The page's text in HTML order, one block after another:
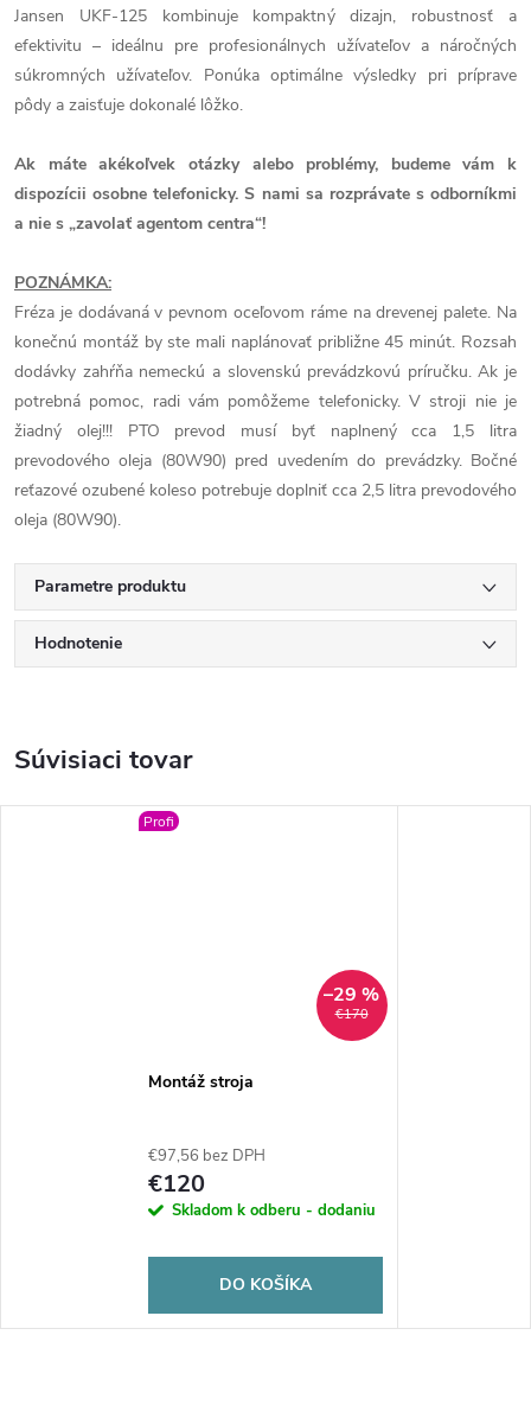
Jansen UKF-125 kombinuje kompaktný dizajn, robustnosť a
efektivitu – ideálnu pre profesionálnych užívateľov a náročných
súkromných užívateľov. Ponúka optimálne výsledky pri príprave
pôdy a zaisťuje dokonalé lôžko.
Ak máte akékoľvek otázky alebo problémy, budeme vám k
dispozícii osobne telefonicky. S nami sa rozprávate s odborníkmi
a nie s „zavolať agentom centra“!
POZNÁMKA:
Fréza je dodávaná v pevnom oceľovom ráme na drevenej palete. Na
konečnú montáž by ste mali naplánovať približne 45 minút. Rozsah
dodávky zahŕňa nemeckú a slovenskú prevádzkovú príručku. Ak je
potrebná pomoc, radi vám pomôžeme telefonicky. V stroji nie je
žiadný olej!!! PTO prevod musí byť naplnený cca 1,5 litra
prevodového oleja (80W90) pred uvedením do prevádzky. Bočné
reťazové ozubené koleso potrebuje doplniť cca 2,5 litra prevodového
oleja (80W90).
Parametre produktu
Hodnotenie
Súvisiaci tovar
Profi
€170
–29 %
Montáž stroja
€97,56 bez DPH
€120
Skladom k odberu - dodaniu
DO KOŠÍKA